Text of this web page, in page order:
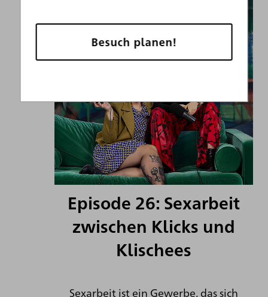
Episode 26: Sexarbeit
zwischen Klicks und
Klischees
Sexarbeit ist ein Gewerbe, das sich
Besuch planen!